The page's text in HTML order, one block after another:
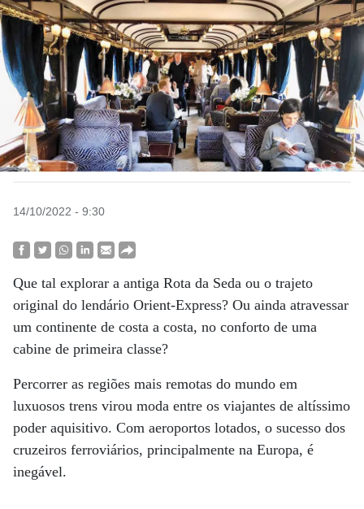
14/10/2022 - 9:30
Que tal explorar a antiga Rota da Seda ou o trajeto
original do lendário Orient-Express? Ou ainda atravessar
um continente de costa a costa, no conforto de uma
cabine de primeira classe?
Percorrer as regiões mais remotas do mundo em
luxuosos trens virou moda entre os viajantes de altíssimo
poder aquisitivo. Com aeroportos lotados, o sucesso dos
cruzeiros ferroviários, principalmente na Europa, é
inegável.